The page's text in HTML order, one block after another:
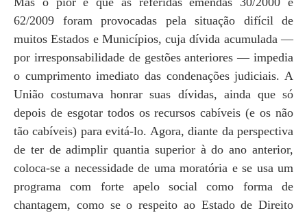
62/2009 foram provocadas pela situação difícil de
muitos Estados e Municípios, cuja dívida acumulada —
por irresponsabilidade de gestões anteriores — impedia
o cumprimento imediato das condenações judiciais. A
União costumava honrar suas dívidas, ainda que só
depois de esgotar todos os recursos cabíveis (e os não
tão cabíveis) para evitá-lo. Agora, diante da perspectiva
de ter de adimplir quantia superior à do ano anterior,
coloca-se a necessidade de uma moratória e se usa um
programa com forte apelo social como forma de
chantagem, como se o respeito ao Estado de Direito